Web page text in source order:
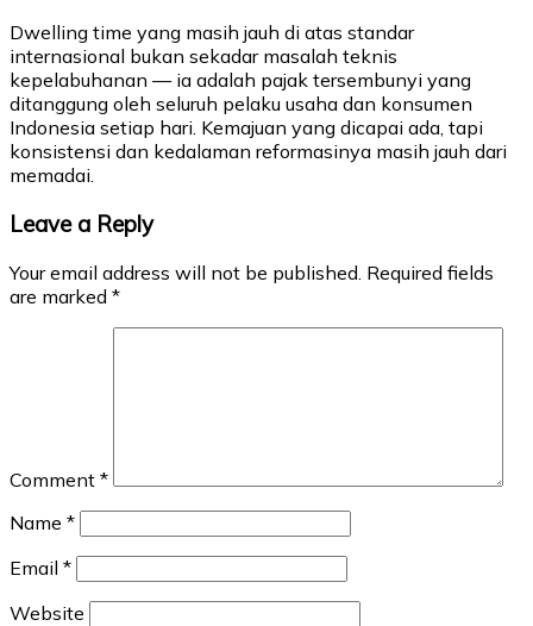
Dwelling time yang masih jauh di atas standar
internasional bukan sekadar masalah teknis
kepelabuhanan — ia adalah pajak tersembunyi yang
ditanggung oleh seluruh pelaku usaha dan konsumen
Indonesia setiap hari. Kemajuan yang dicapai ada, tapi
konsistensi dan kedalaman reformasinya masih jauh dari
memadai.
Leave a Reply
Your email address will not be published. Required fields
are marked *
Comment *
Name *
Email *
Website